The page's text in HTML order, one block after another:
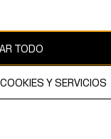
por copyright y es
TODO
Y SERVICIOS